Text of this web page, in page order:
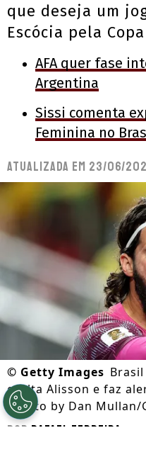
que deseja um
Escócia pela
AFA quer fase
Argentina
Sissi comenta
Feminina no
Atualizada em 23/06/
© Getty Images
exalta Alisson e faz
(Photo by Dan Mullan/
Por Rafael Ferreira